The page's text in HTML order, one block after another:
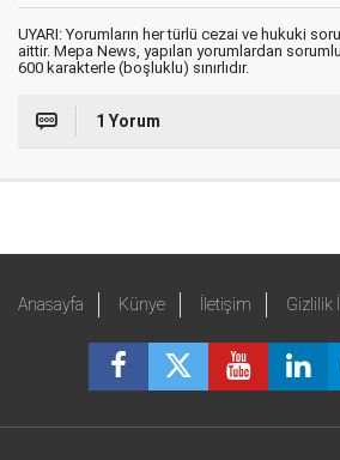
UYARI: Yorumların her türlü cezai ve hukuki
aittir. Mepa News, yapılan yorumlardan
600 karakterle (boşluklu) sınırlıdır.
1 Yorum
Anasayfa Künye İletişim Gizlilik